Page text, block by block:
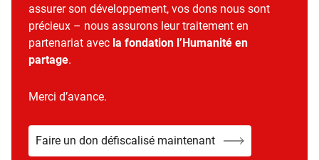
assurer son développement, vos dons nous sont
précieux – nous assurons leur traitement en
partenariat avec la fondation l’Humanité en
partage.
Merci d’avance.
Faire un don défiscalisé maintenant